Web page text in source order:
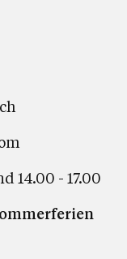
14.00 - 17.00